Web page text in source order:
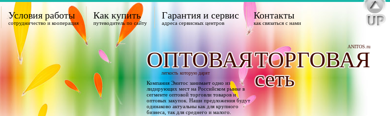
Условия работы
сотрудничество и кооперация
Как купить
путеводитель по сайту
Гарантия и сервис
адреса сервисных центров
Контакты
как связаться с нами
ANITOS.ru
ОПТОВАЯТОРГОВАЯ
легкость которую дарят
Компания Энитос занимает одно из
лидирующих мест на Российском рынке в
сегменте оптовой торговли товаров и
оптовых закупок. Наши предложения будут
одинаково актуальны как для крупного
бизнеса, так для среднего и малого.
сеть